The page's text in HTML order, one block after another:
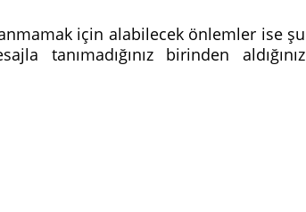
için alabilecek önlemler ise şu
tanımadığınız birinden aldığınız